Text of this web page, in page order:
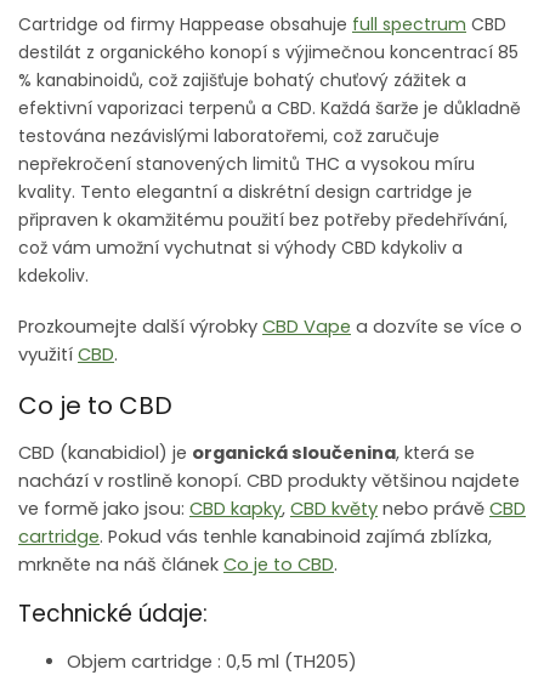
Cartridge od firmy Happease obsahuje full spectrum CBD
destilát z organického konopí s výjimečnou koncentrací 85
% kanabinoidů, což zajišťuje bohatý chuťový zážitek a
efektivní vaporizaci terpenů a CBD. Každá šarže je důkladně
testována nezávislými laboratořemi, což zaručuje
nepřekročení stanovených limitů THC a vysokou míru
kvality. Tento elegantní a diskrétní design cartridge je
připraven k okamžitému použití bez potřeby předehřívání,
což vám umožní vychutnat si výhody CBD kdykoliv a
kdekoliv.
Prozkoumejte další výrobky CBD Vape a dozvíte se více o
využití CBD.
Co je to CBD
CBD (kanabidiol) je organická sloučenina, která se
nachází v rostlině konopí. CBD produkty většinou najdete
ve formě jako jsou: CBD kapky, CBD květy nebo právě CBD
cartridge. Pokud vás tenhle kanabinoid zajímá zblízka,
mrkněte na náš článek Co je to CBD.
Technické údaje:
Objem cartridge : 0,5 ml (TH205)